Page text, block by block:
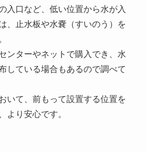
入口など、低い位置から水が入
、止水板や水嚢（すいのう）を
ンターやネットで購入でき、水
している場合もあるので調べて
いて、前もって設置する位置を
より安心です。